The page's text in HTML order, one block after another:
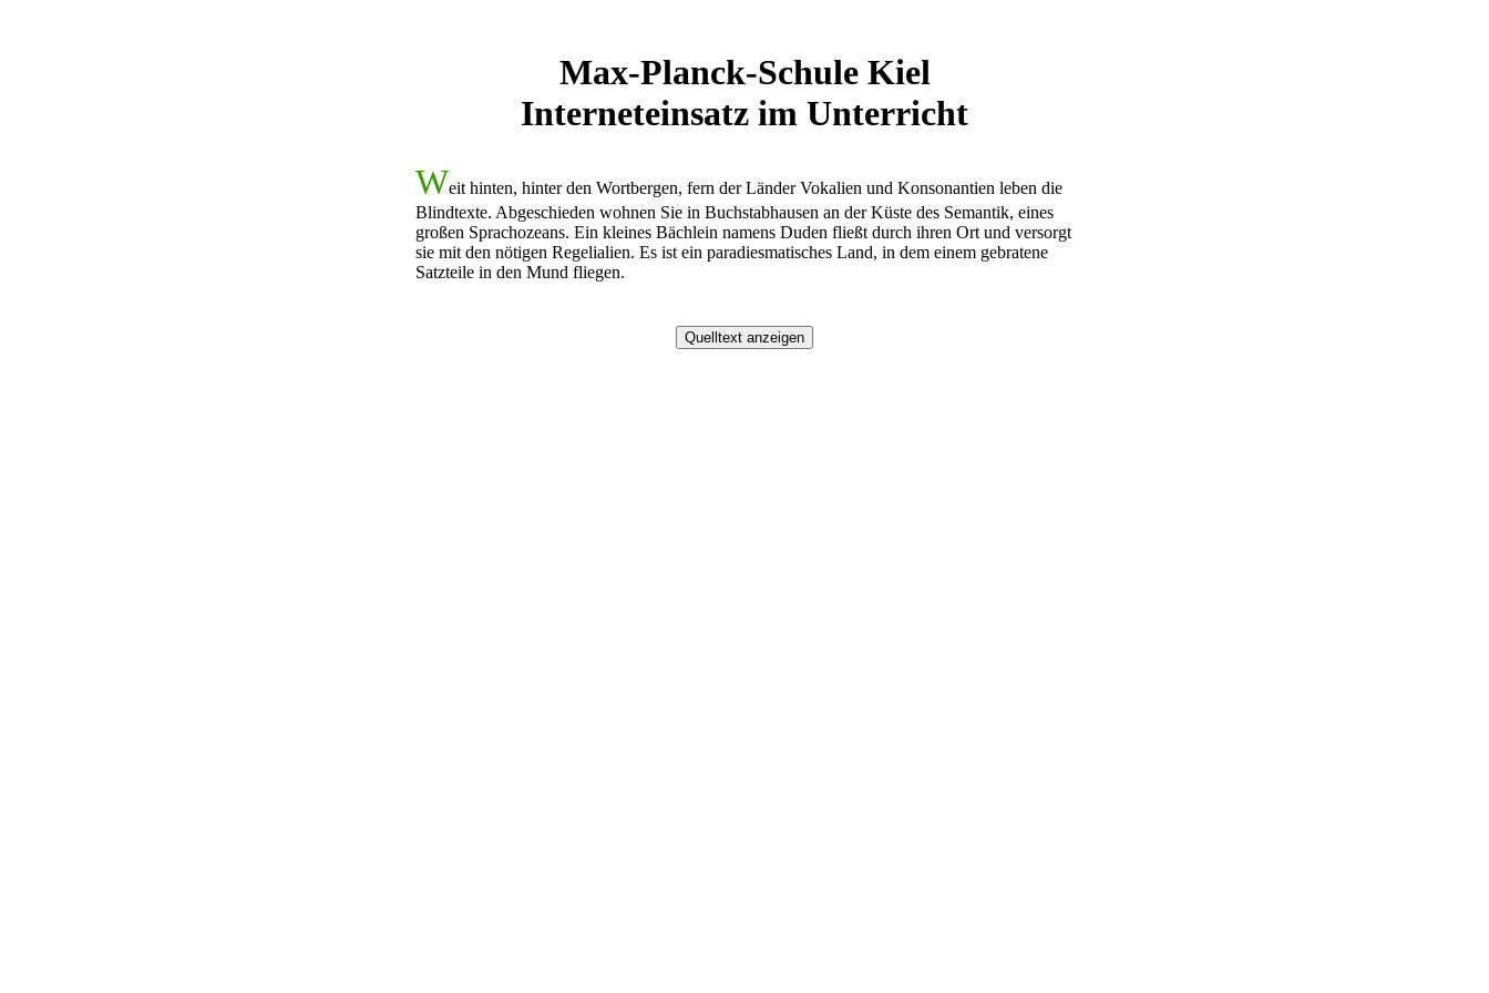
Max-Planck-Schule Kiel
Interneteinsatz im Unterricht
Weit hinten, hinter den Wortbergen, fern der Länder Vokalien und Konsonantien leben die
Blindtexte. Abgeschieden wohnen Sie in Buchstabhausen an der Küste des Semantik, eines
großen Sprachozeans. Ein kleines Bächlein namens Duden fließt durch ihren Ort und versorgt
sie mit den nötigen Regelialien. Es ist ein paradiesmatisches Land, in dem einem gebratene
Satzteile in den Mund fliegen.